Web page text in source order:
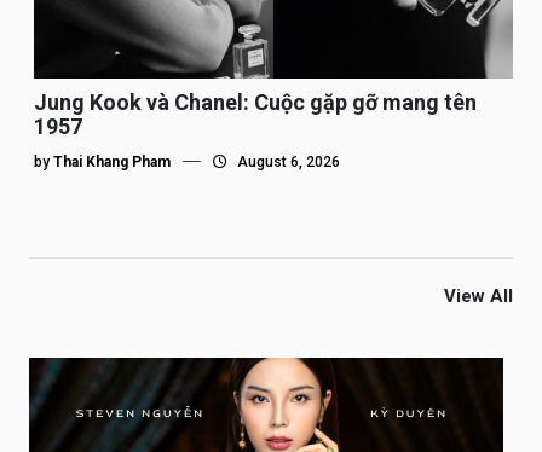
Jung Kook và Chanel: Cuộc gặp gỡ mang tên
1957
by Thai Khang Pham August 6, 2026
View All